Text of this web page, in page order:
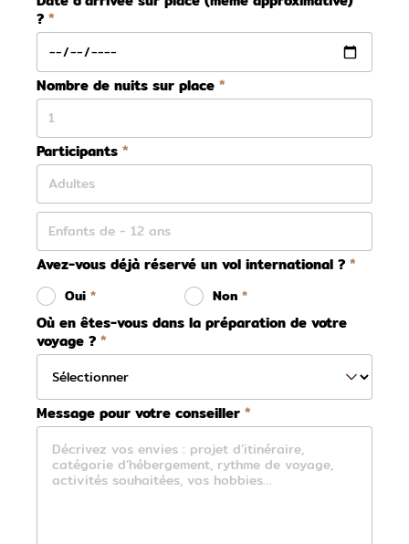
?
Nombre de nuits sur place
Participants
Avez-vous déjà réservé un vol international ?
Oui Non
Où en êtes-vous dans la préparation de votre
voyage ?
Message pour votre conseiller